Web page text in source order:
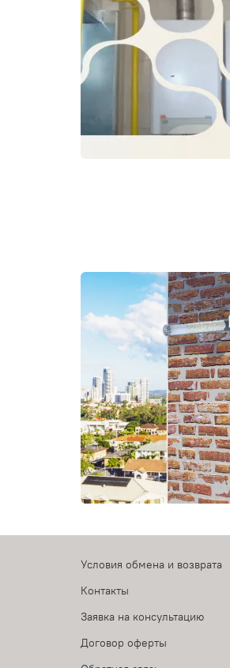
Условия обмена и возврата
Контакты
Заявка на консультацию
Договор оферты